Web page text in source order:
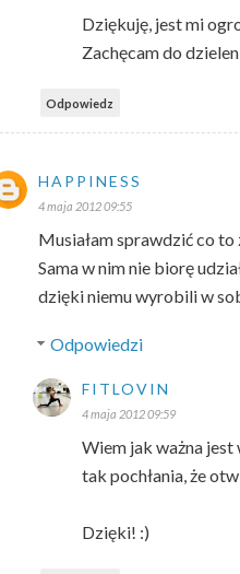
Dziękuję, jest mi
Zachęcam do
Odpowiedz
HAPPINESS
4 maja 2012 09:55
Musiałam sprawdzić co to
Sama w nim nie biorę
dzięki niemu wyrobili w
Odpowiedzi
FITLOVIN
4 maja 2012 09:59
Wiem jak ważna jest
tak pochłania, że
Dzięki! :)